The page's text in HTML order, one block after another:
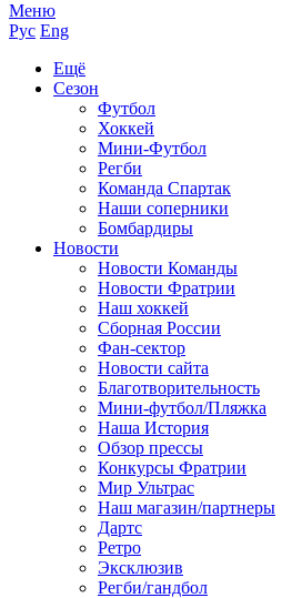
Меню
Рус Eng
Ещё
Сезон
Футбол
Хоккей
Мини-Футбол
Регби
Команда Спартак
Наши соперники
Бомбардиры
Новости
Новости Команды
Новости Фратрии
Наш хоккей
Сборная России
Фан-cектор
Новости сайта
Благотворительность
Мини-футбол/Пляжка
Наша История
Обзор прессы
Конкурсы Фратрии
Мир Ультрас
Наш магазин/партнеры
Дартс
Ретро
Эксклюзив
Регби/гандбол